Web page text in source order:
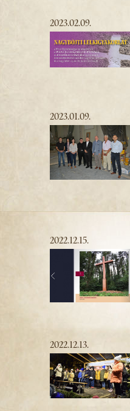
2023.02.09.
2023.01.09.
2022.12.15.
2022.12.13.